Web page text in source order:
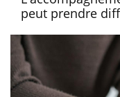
peut prendre